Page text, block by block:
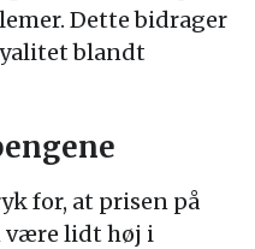
Dette bidrager
blandt
for, at prisen på
være lidt høj i